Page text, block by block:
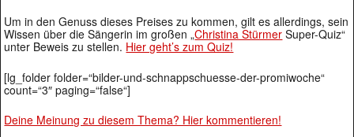
Um in den Genuss dieses Preises zu kommen, gilt es allerdings, sein
Wissen über die Sängerin im großen „Christina Stürmer Super-Quiz“
unter Beweis zu stellen. Hier geht’s zum Quiz!
[lg_folder folder=“bilder-und-schnappschuesse-der-promiwoche“
count=“3″ paging=“false“]
Deine Meinung zu diesem Thema? Hier kommentieren!